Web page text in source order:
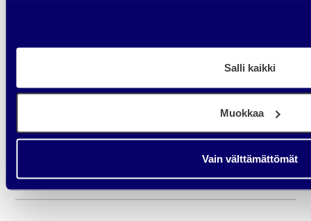
Salli kaikki
Muokkaa
Vain välttämättömät
Uutiskirje
Tilaa